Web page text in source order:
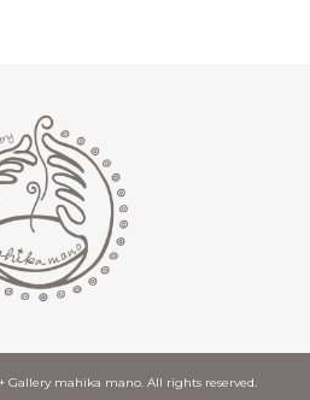
Gallery mahika mano. All rights reserved.